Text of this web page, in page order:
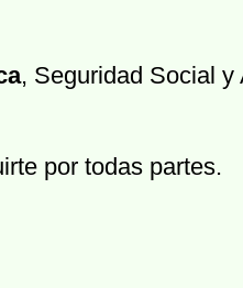
, Seguridad Social y
por todas partes.